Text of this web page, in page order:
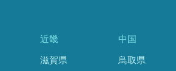
近畿
滋賀県
中国
鳥取県